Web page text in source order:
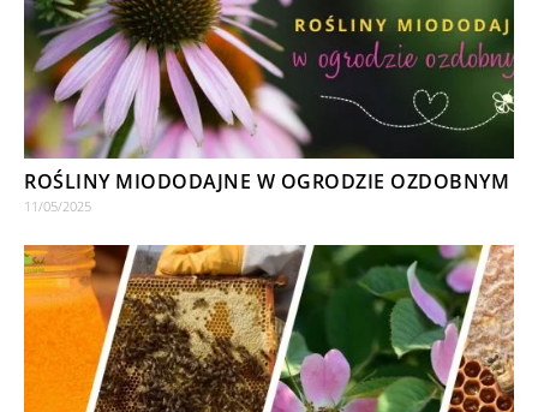
ROŚLINY MIODODAJNE W OGRODZIE OZDOBNYM
11/05/2025